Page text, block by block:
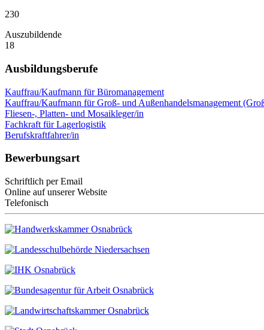
230
Auszubildende
18
Ausbildungsberufe
Kauffrau/Kaufmann für Büromanagement
Kauffrau/Kaufmann für Groß- und Außenhandelsmanagement
Fliesen-, Platten- und Mosaikleger/in
Fachkraft für Lagerlogistik
Berufskraftfahrer/in
Bewerbungsart
Schriftlich per Email
Online auf unserer Website
Telefonisch